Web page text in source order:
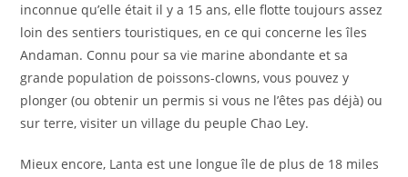
inconnue qu’elle était il y a 15 ans, elle flotte toujours assez
loin des sentiers touristiques, en ce qui concerne les îles
Andaman. Connu pour sa vie marine abondante et sa
grande population de poissons-clowns, vous pouvez y
plonger (ou obtenir un permis si vous ne l’êtes pas déjà) ou
sur terre, visiter un village du peuple Chao Ley.
Mieux encore, Lanta est une longue île de plus de 18 miles